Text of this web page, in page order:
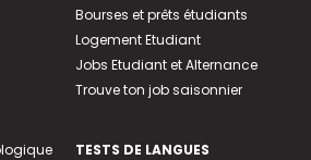
Bourses et prêts étudiants
Logement Etudiant
Jobs Etudiant et Alternance
Trouve ton job saisonnier
TESTS DE LANGUES